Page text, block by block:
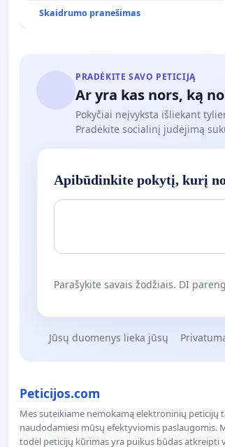
Skaidrumo pranešimas
PRADĖKITE SAVO PETICIJĄ
Ar yra kas nors, ką
Pokyčiai neįvyksta išliekant
Pradėkite socialinį judėjimą
Apibūdinkite pokytį, kurį
Parašykite savais žodžiais. DI
Jūsų duomenys lieka jūsų
Peticijos.com
Mes suteikiame nemokamą elektroninių peticijų
naudodamiesi mūsų efektyviomis paslaugomis.
todėl peticijų kūrimas yra puikus būdas atkreipti